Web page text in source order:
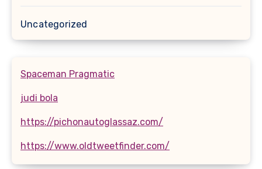
Uncategorized
Spaceman Pragmatic
judi bola
https://pichonautoglassaz.com/
https://www.oldtweetfinder.com/